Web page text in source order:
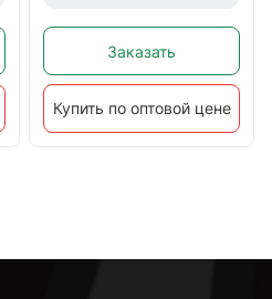
Заказать
Купить по оптовой цене